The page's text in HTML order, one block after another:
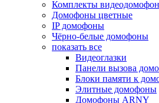
Комплекты
Домофоны цветные
IP домофоны
Чёрно-белые домофоны
показать все
Видеоглазки
Панели вызова
Блоки памяти к
Элитные домофоны
Домофоны ARNY